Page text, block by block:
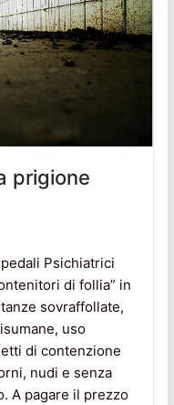
prigione
Psichiatrici
di follia” in
sovraffollate,
uso
di contenzione
nudi e senza
A pagare il prezzo